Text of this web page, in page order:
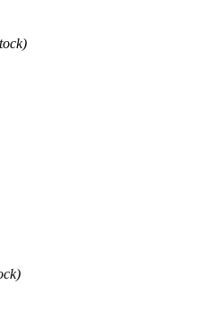
pasywny